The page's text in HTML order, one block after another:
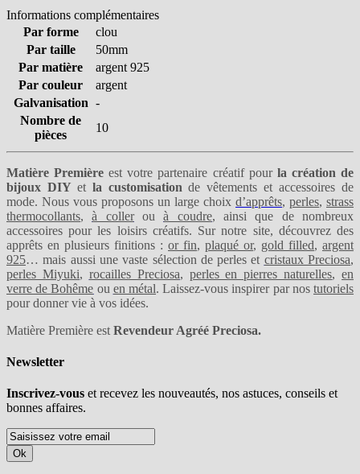
Informations complémentaires
Par forme
clou
Par taille
50mm
Par matière
argent 925
Par couleur
argent
Galvanisation -
Nombre de
pièces
10
Matière Première est votre partenaire créatif pourla création de
bijoux DIY etla customisation de vêtements et accessoires de
mode. Nous vous proposons un large choix d’apprêts, perles, strass
thermocollants,à collerouà coudre, ainsi que de nombreux
accessoires pour les loisirs créatifs. Sur notre site, découvrez des
apprêts en plusieurs finitions : or fin, plaqué or, gold filled, argent
925… mais aussi une vaste sélection de perles et cristaux Preciosa,
perles Miyuki, rocailles Preciosa, perles en pierres naturelles, en
verre de Bohême ou en métal. Laissez-vous inspirer par nostutoriels
pour donner vie à vos idées.
Matière Première est Revendeur Agréé Preciosa.
Newsletter
Inscrivez-vous et recevez les nouveautés, nos astuces, conseils et
bonnes affaires.
Ok